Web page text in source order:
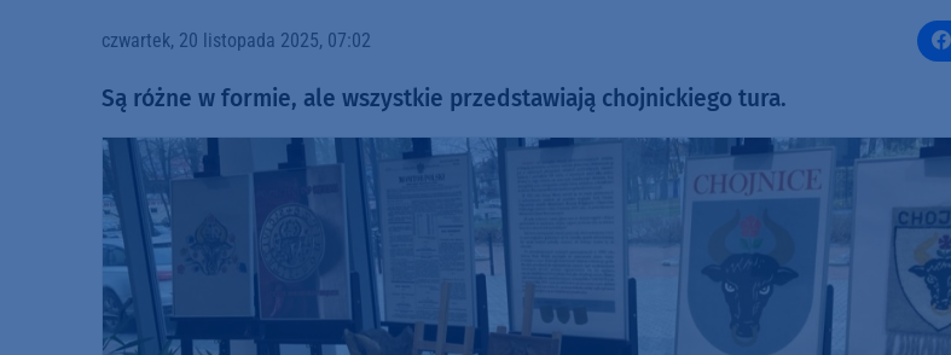
czwartek, 20 listopada 2025, 07:02
Są różne w formie, ale wszystkie przedstawiają chojnickiego tura.